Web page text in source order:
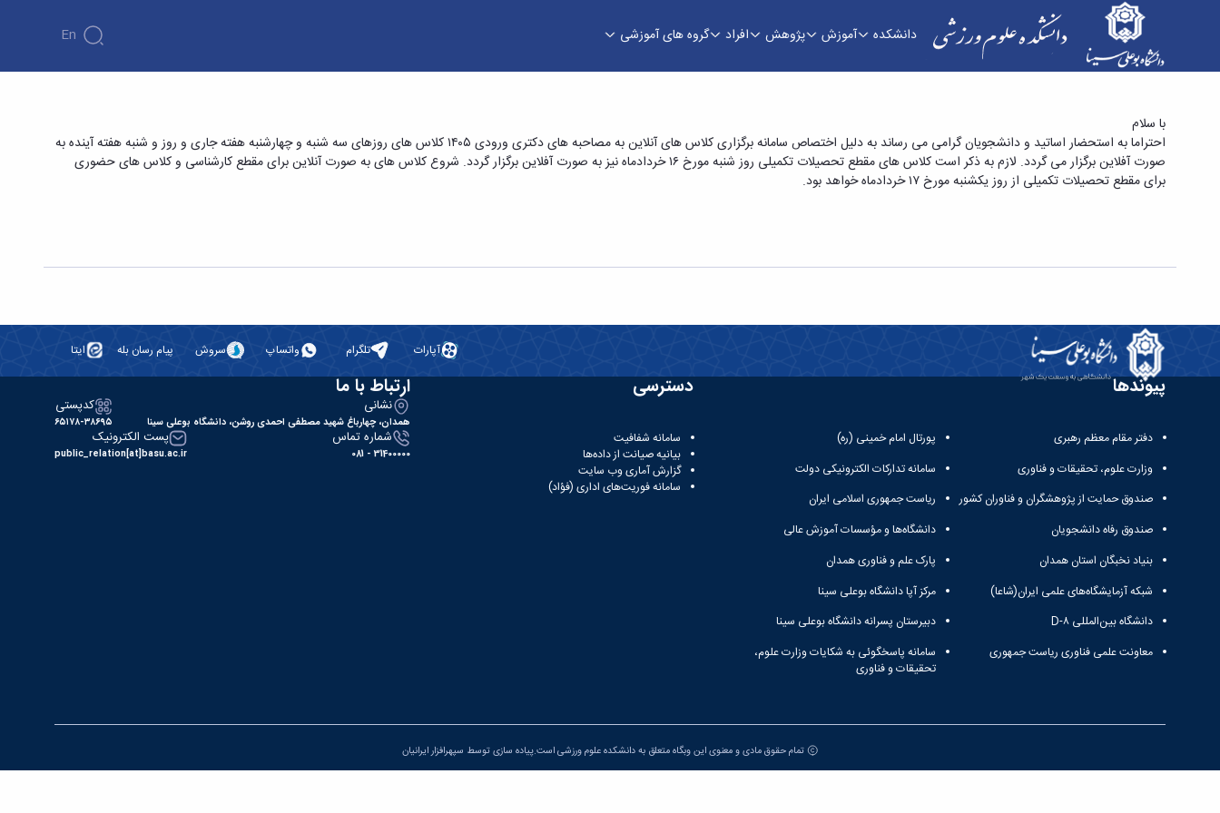
دانشکده آموزش پژوهش افراد گروه های آموزشی En
شیوه برگزاری کلاس ها در روزهای سه شنبه و چهارشنبه هفته جاری و شنبه هفته آینده - دانشکده علوم ورزشی
با سلام
احتراما به استحضار اساتید و دانشجویان گرامی می رساند به دلیل اختصاص سامانه برگزاری کلاس های آنلاین به مصاحبه های دکتری ورودی ۱۴۰۵ کلاس های روزهای سه شنبه و چهارشنبه هفته جاری و روز و شنبه هفته آینده به
صورت آفلاین برگزار می گردد. لازم به ذکر است کلاس های مقطع تحصیلات تکمیلی روز شنبه مورخ ۱۶ خردادماه نیز به صورت آفلاین برگزار گردد. شروع کلاس های به صورت آنلاین برای مقطع کارشناسی و کلاس های حضوری
برای مقطع تحصیلات تکمیلی از روز یکشنبه مورخ ۱۷ خردادماه خواهد بود.
آپارات تلگرام واتساپ سروش پیام رسان بله ایتا
پیوندها
دفتر مقام معظم رهبری
وزارت علوم، تحقیقات و فناوری
صندوق حمایت از پژوهشگران و فناوران کشور
صندوق رفاه دانشجویان
بنیاد نخبگان استان همدان
شبکه آزمایشگاه‌های علمی ایران(شاعا)
دانشگاه بین‌المللی D-۸
معاونت علمی فناوری ریاست جمهوری
پورتال امام خمینی (ره)
سامانه تدارکات الکترونیکی دولت
ریاست جمهوری اسلامی ایران
دانشگاه‌ها و مؤسسات آموزش عالی
پارک علم و فناوری همدان
مرکز آپا دانشگاه بوعلی سینا
دبیرستان پسرانه دانشگاه بوعلی سینا
سامانه پاسخگوئی به شکایات وزارت علوم،
تحقیقات و فناوری
دسترسی
سامانه شفافیت
بیانیه صیانت از داده‌ها
گزارش آماری وب‌ سایت
سامانه فوریت‌های اداری (فؤاد)
ارتباط با ما
نشانی
همدان، چهارباغ شهید مصطفی احمدی روشن، دانشگاه بوعلی سینا
کدپستی
۶۵۱۷۸-۳۸۶۹۵
شماره تماس
31400000 - 081
پست الکترونیک
public_relation[at]basu.ac.ir
تمام حقوق مادی و معنوی این وبگاه متعلق به دانشکده علوم ورزشی است.پیاده سازی توسط سپهرافزار ایرانیان